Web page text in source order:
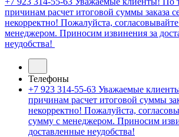
причинам расчет итоговой суммы заказа
некорректно! Пожалуйста,
менеджером. Приносим извинения за
неудобства!
Телефоны
+7 923 314-55-63 Уважаемые
причинам расчет итоговой суммы
некорректно! Пожалуйста,
сумму с менеджером. Приносим
доставленные неудобства!